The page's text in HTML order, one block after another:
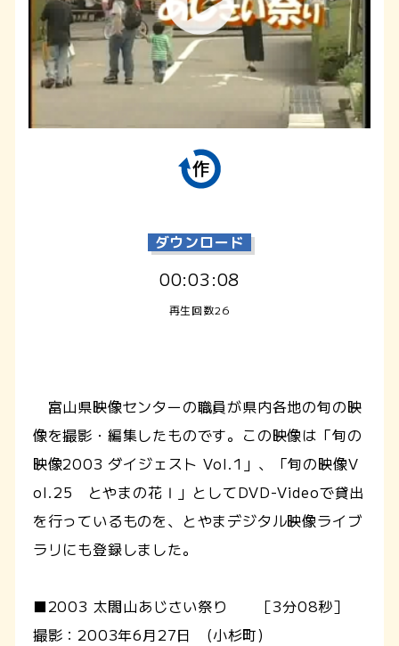
ダウンロード
00:03:08
再生回数26
富山県映像センターの職員が県内各地の旬の映
像を撮影・編集したものです。この映像は「旬の
映像2003 ダイジェスト Vol.1」、「旬の映像V
ol.25 とやまの花Ⅰ」としてDVD-Videoで貸出
を行っているものを、とやまデジタル映像ライブ
ラリにも登録しました。
■2003 太閤山あじさい祭り ［3分08秒］
撮影：2003年6月27日 (小杉町)